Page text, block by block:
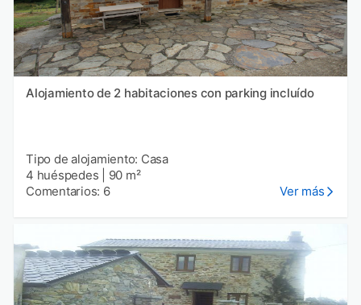
Alojamiento de 2 habitaciones con parking incluído
Tipo de alojamiento: Casa
4 huéspedes
90 m²
Comentarios: 6
Ver más